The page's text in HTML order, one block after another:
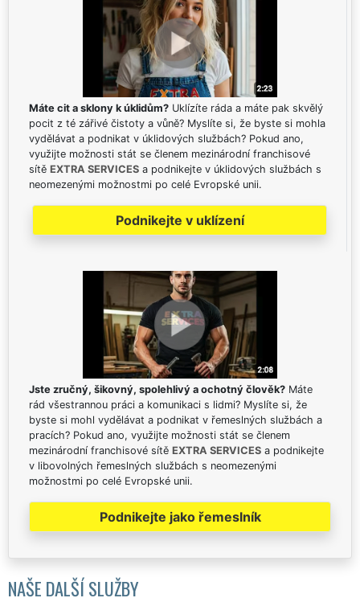
Máte cit a sklony k úklidům? Uklízíte ráda a máte pak skvělý
pocit z té zářivé čistoty a vůně? Myslíte si, že byste si mohla
vydělávat a podnikat v úklidových službách? Pokud ano,
využijte možnosti stát se členem mezinárodní franchisové
sítě EXTRA SERVICES a podnikejte v úklidových službách s
neomezenými možnostmi po celé Evropské unii.
Podnikejte v uklízení
Jste zručný, šikovný, spolehlivý a ochotný člověk? Máte
rád všestrannou práci a komunikaci s lidmi? Myslíte si, že
byste si mohl vydělávat a podnikat v řemeslných službách a
pracích? Pokud ano, využijte možnosti stát se členem
mezinárodní franchisové sítě EXTRA SERVICES a podnikejte
v libovolných řemeslných službách s neomezenými
možnostmi po celé Evropské unii.
Podnikejte jako řemeslník
NAŠE DALŠÍ SLUŽBY